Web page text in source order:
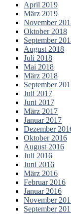
April 2019
März 2019
November
Oktober 2018
September
August 2018
Juli 2018
Mai 2018
März 2018
September
Juli 2017
Juni 2017
März 2017
Januar 2017
Dezember
Oktober 2016
August 2016
Juli 2016
Juni 2016
März 2016
Februar 2016
Januar 2016
November
September